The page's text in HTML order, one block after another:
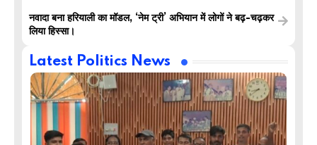
नवादा बना हरियाली का मॉडल, ‘नेम ट्री’ अभियान में लोगों ने बढ़-चढ़कर
लिया हिस्सा।
Latest Politics News